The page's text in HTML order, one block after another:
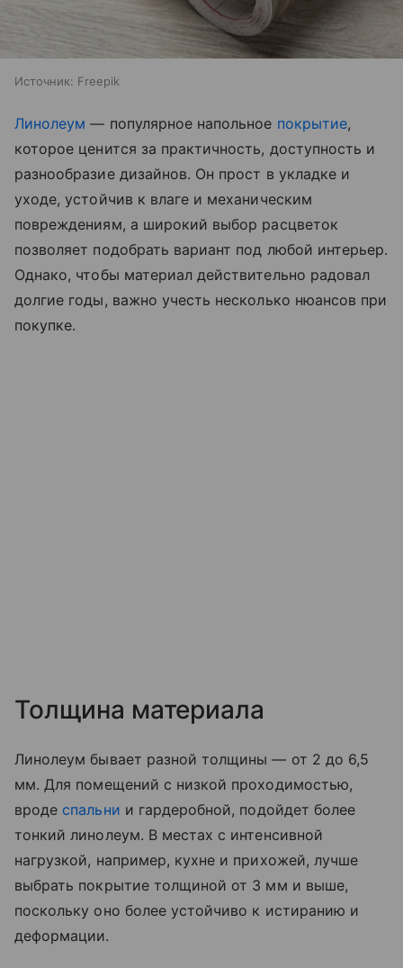
Источник: Freepik
Линолеум — популярное напольное покрытие,
которое ценится за практичность, доступность и
разнообразие дизайнов. Он прост в укладке и
уходе, устойчив к влаге и механическим
повреждениям, а широкий выбор расцветок
позволяет подобрать вариант под любой интерьер.
Однако, чтобы материал действительно радовал
долгие годы, важно учесть несколько нюансов при
покупке.
Толщина материала
Линолеум бывает разной толщины — от 2 до 6,5
мм. Для помещений с низкой проходимостью,
вроде спальни и гардеробной, подойдет более
тонкий линолеум. В местах с интенсивной
нагрузкой, например, кухне и прихожей, лучше
выбрать покрытие толщиной от 3 мм и выше,
поскольку оно более устойчиво к истиранию и
деформации.